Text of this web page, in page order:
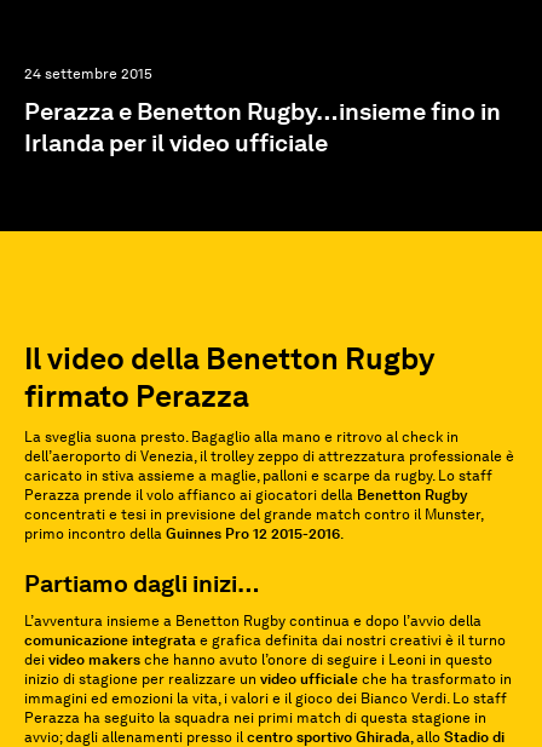
24 settembre 2015
Perazza e Benetton Rugby…insieme fino in
Irlanda per il video ufficiale
Il video della Benetton Rugby
firmato Perazza
La sveglia suona presto. Bagaglio alla mano e ritrovo al check in
dell’aeroporto di Venezia, il trolley zeppo di attrezzatura professionale è
caricato in stiva assieme a maglie, palloni e scarpe da rugby. Lo staff
Perazza prende il volo affianco ai giocatori della Benetton Rugby
concentrati e tesi in previsione del grande match contro il Munster,
primo incontro della Guinnes Pro 12 2015-2016.
Partiamo dagli inizi…
L’avventura insieme a Benetton Rugby continua e dopo l’avvio della
comunicazione integrata e grafica definita dai nostri creativi è il turno
dei video makers che hanno avuto l’onore di seguire i Leoni in questo
inizio di stagione per realizzare un video ufficiale che ha trasformato in
immagini ed emozioni la vita, i valori e il gioco dei Bianco Verdi. Lo staff
Perazza ha seguito la squadra nei primi match di questa stagione in
avvio; dagli allenamenti presso il centro sportivo Ghirada, allo Stadio di